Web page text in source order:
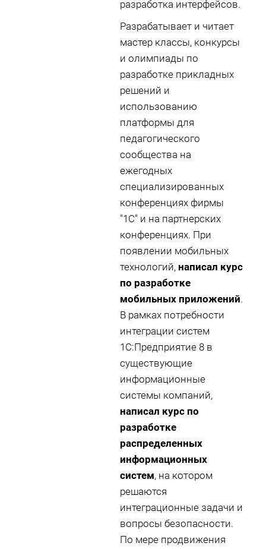
разработка интерфейсов.
Разрабатывает и читает
мастер классы, конкурсы
и олимпиады по
разработке прикладных
решений и
использованию
платформы для
педагогического
сообщества на
ежегодных
специализированных
конференциях фирмы
"1С" и на партнерских
конференциях. При
появлении мобильных
технологий, написал курс
по разработке
мобильных приложений.
В рамках потребности
интеграции систем
1С:Предприятие 8 в
существующие
информационные
системы компаний,
написал курс по
разработке
распределенных
информационных
систем, на котором
решаются
интеграционные задачи и
вопросы безопасности.
По мере продвижения